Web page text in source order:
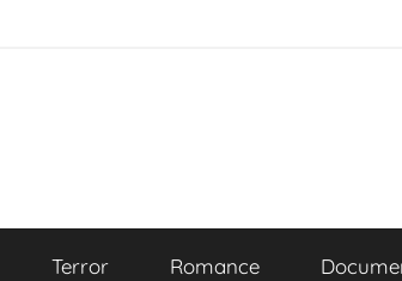
Terror Romance